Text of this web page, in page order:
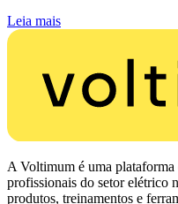
Leia mais
A Voltimum é uma
profissionais do setor elétrico
produtos, treinamentos e